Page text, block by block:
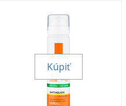
Kúpiť